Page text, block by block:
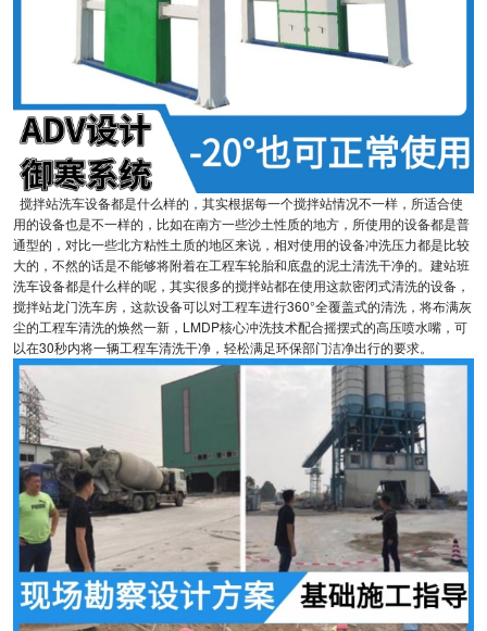
搅拌站洗车设备都是什么样的，其实根据每一个搅拌站情况不一样，所适合使
用的设备也是不一样的，比如在南方一些沙土性质的地方，所使用的设备都是普
通型的，对比一些北方粘性土质的地区来说，相对使用的设备冲洗压力都是比较
大的，不然的话是不能够将附着在工程车轮胎和底盘的泥土清洗干净的。建站班
洗车设备都是什么样的呢，其实很多的搅拌站都在使用这款密闭式清洗的设备，
搅拌站龙门洗车房，这款设备可以对工程车进行360°全覆盖式的清洗，将布满灰
尘的工程车清洗的焕然一新，LMDP核心冲洗技术配合摇摆式的高压喷水嘴，可
以在30秒内将一辆工程车清洗干净，轻松满足环保部门洁净出行的要求。